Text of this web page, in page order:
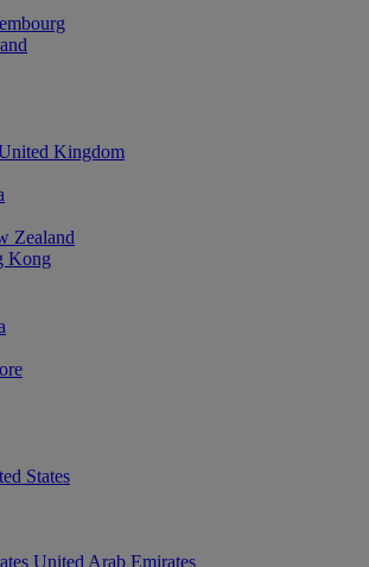
Kingdom
Zealand
Kong
States
United Arab Emirates